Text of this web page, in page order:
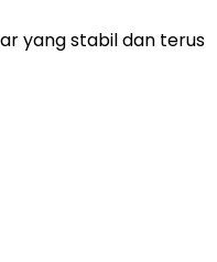
yang stabil dan terus